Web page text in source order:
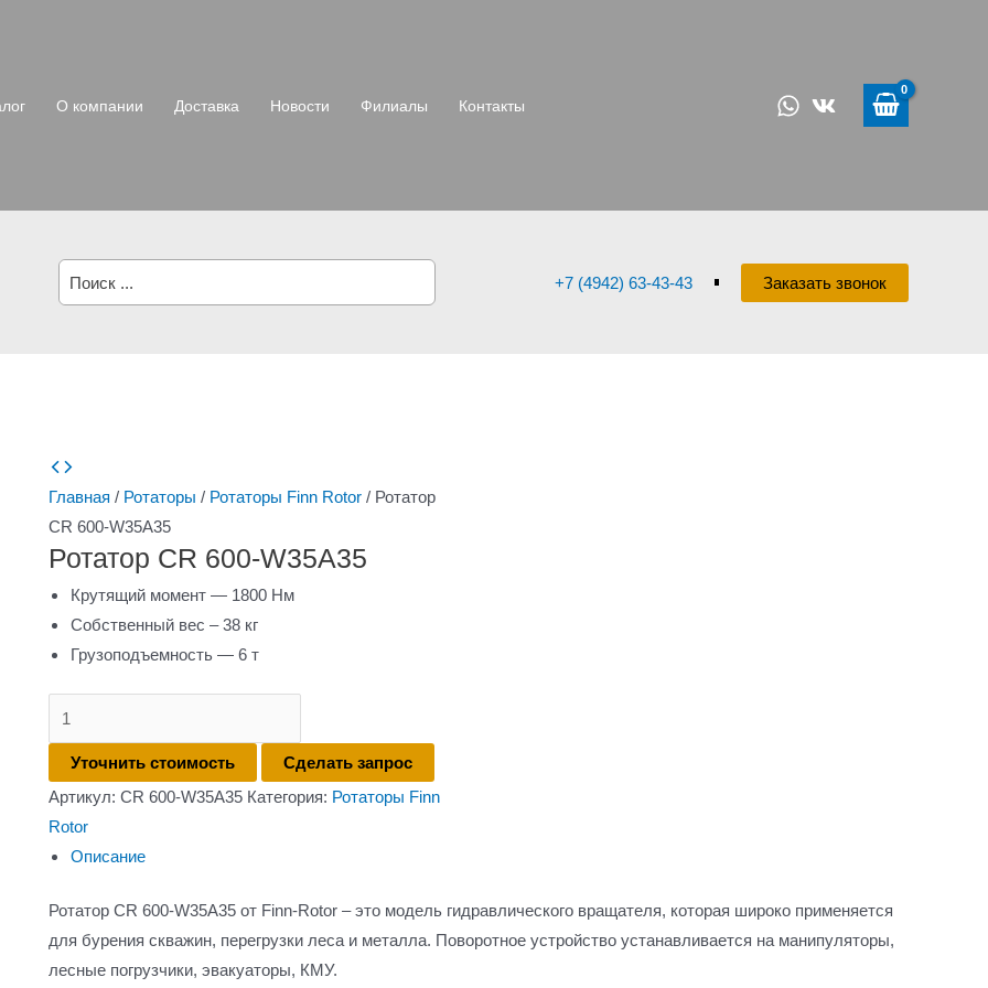
О компании Доставка Новости Филиалы Контакты
Поиск:
+7 (4942) 63-43-43 Заказать звонок
Главная / Ротаторы / Ротаторы Finn Rotor / Ротатор
CR 600-W35A35
Ротатор CR 600-W35A35
Крутящий момент — 1800 Нм
Собственный вес – 38 кг
Грузоподъемность — 6 т
Количество
товара
Ротатор
CR
600-
W35A35
Уточнить стоимость
Сделать запрос
Артикул: CR 600-W35A35 Категория: Ротаторы Finn
Rotor
Описание
Ротатор CR 600-W35A35 от Finn-Rotor – это модель гидравлического вращателя, которая широко применяется
для бурения скважин, перегрузки леса и металла. Поворотное устройство устанавливается на манипуляторы,
лесные погрузчики, эвакуаторы, КМУ.